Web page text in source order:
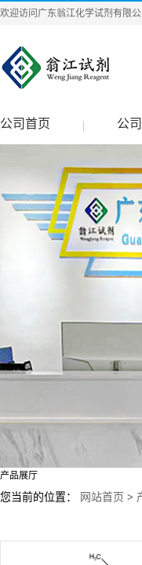
欢迎访问广东翁江化学试剂有限公
公司首页 公
产品展厅
您当前的位置： 网站首页 >